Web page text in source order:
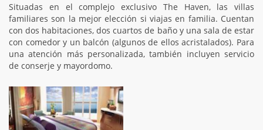
Situadas en el complejo exclusivo The Haven, las villas
familiares son la mejor elección si viajas en familia. Cuentan
con dos habitaciones, dos cuartos de baño y una sala de estar
con comedor y un balcón (algunos de ellos acristalados). Para
una atención más personalizada, también incluyen servicio
de conserje y mayordomo.